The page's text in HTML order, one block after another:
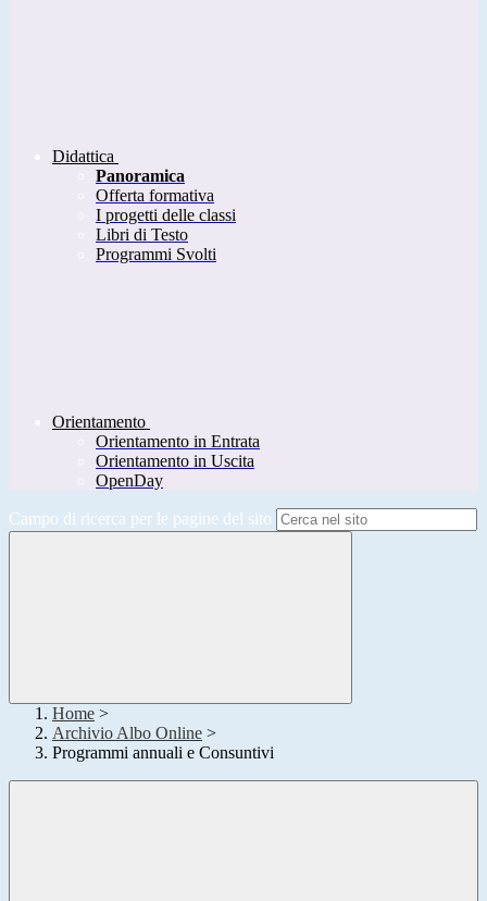
Didattica
Panoramica
Offerta formativa
I progetti delle classi
Libri di Testo
Programmi Svolti
Orientamento
Orientamento in Entrata
Orientamento in Uscita
OpenDay
Campo di ricerca per le pagine del sito
Home >
Archivio Albo Online >
Programmi annuali e Consuntivi